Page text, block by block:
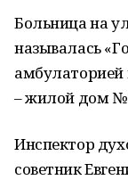
Больница на
называлась
амбулаторией
– жилой дом №
Инспектор
советник